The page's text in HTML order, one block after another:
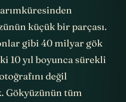
o sadece
küçük bir parçası.
gibi 40 milyar gök
10 yıl boyunca sürekli
değil